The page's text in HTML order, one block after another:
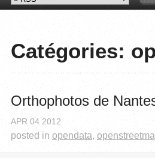
Catégories:
Orthophotos de
APR 04 2012
posted in opendata,